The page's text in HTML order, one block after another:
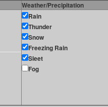
Weather/Precipitation
Rain
Thunder
Snow
Freezing Rain
Sleet
Fog